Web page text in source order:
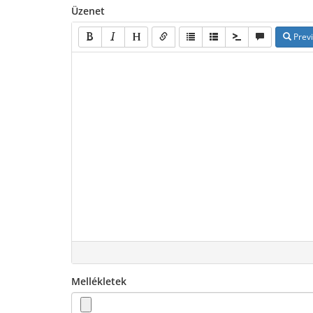
Üzenet
Mellékletek